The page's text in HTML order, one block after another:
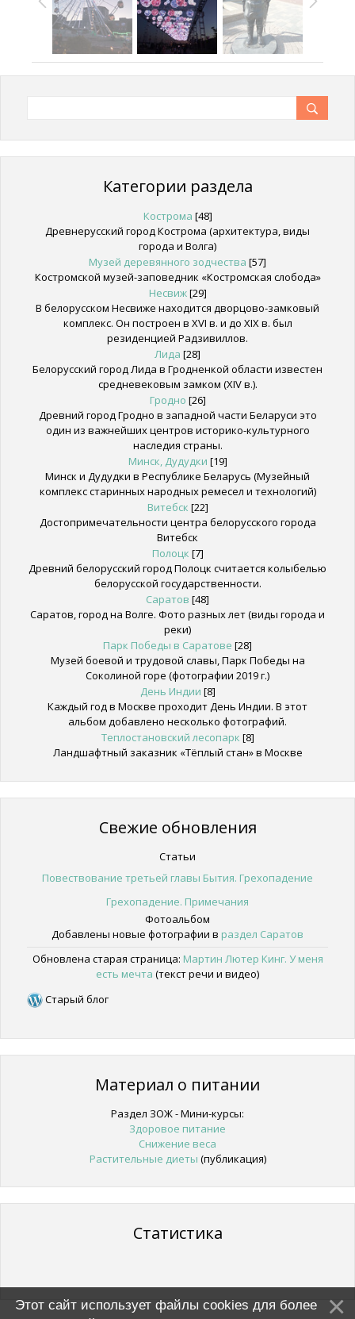
Категории раздела
Кострома [48]
Древнерусский город Кострома (архитектура, виды
города и Волга)
Музей деревянного зодчества [57]
Костромской музей-заповедник «Костромская слобода»
Несвиж[29]
В белорусском Несвиже находится дворцово-замковый
комплекс. Он построен в XVI в. и до XIX в. был
резиденцией Радзивиллов.
Лида [28]
Белорусский город Лида в Гродненкой области известен
средневековым замком (XIV в.).
Гродно [26]
Древний город Гродно в западной части Беларуси это
один из важнейших центров историко-культурного
наследия страны.
Минск, Дудудки [19]
Минск и Дудудки в Республике Беларусь (Музейный
комплекс старинных народных ремесел и технологий)
Витебск [22]
Достопримечательности центра белорусского города
Витебск
Полоцк [7]
Древний белорусский город Полоцк считается колыбелью
белорусской государственности.
Саратов [48]
Саратов, город на Волге. Фото разных лет (виды города и
реки)
Парк Победы в Саратове [28]
Музей боевой и трудовой славы, Парк Победы на
Соколиной горе (фотографии 2019 г.)
День Индии [8]
Каждый год в Москве проходит День Индии. В этот
альбом добавлено несколько фотографий.
Теплостановский лесопарк [8]
Ландшафтный заказник «Тёплый стан» в Москве
Свежие обновления
Статьи
Повествование третьей главы Бытия. Грехопадение
Грехопадение. Примечания
Фотоальбом
Добавлены новые фотографии в раздел Саратов
Обновлена старая страница: Мартин Лютер Кинг. У меня
есть мечта (текст речи и видео)
Старый блог
Материал о питании
Раздел ЗОЖ - Мини-курсы:
Здоровое питание
Снижение веса
Растительные диеты (публикация)
Статистика
Этот сайт использует файлы cookies для более